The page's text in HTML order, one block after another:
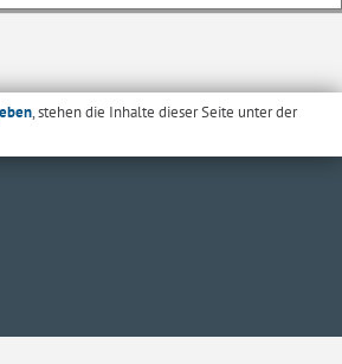
, stehen die Inhalte dieser Seite unter der